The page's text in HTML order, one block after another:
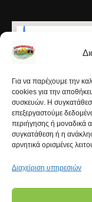
Για να παρέχουμε την
cookies για την
συσκευών. Η
επεξεργαστούμε
περιήγησης ή μοναδικά
συγκατάθεση ή η
αρνητικά ορισμένες
Διαχείριση υπηρεσιών